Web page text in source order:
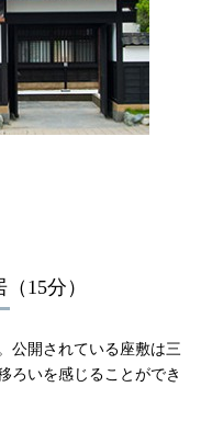
15分）
公開されている座敷は三
ろいを感じることができ